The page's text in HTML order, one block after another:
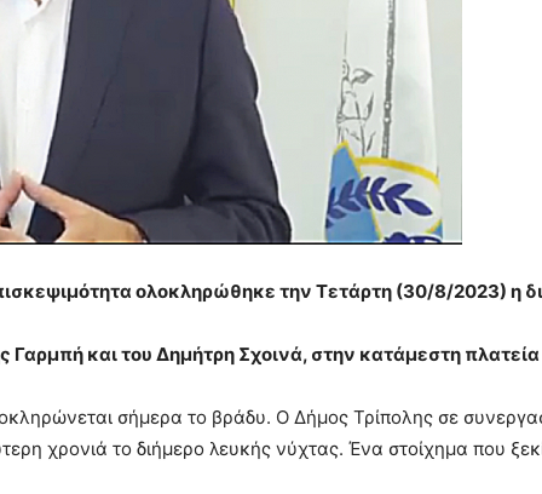
ολοκληρώθηκε την Τετάρτη (30/8/2023) η
Γαρμπή και του Δημήτρη Σχοινά, στην κατάμεστη
σήμερα το βράδυ. Ο Δήμος Τρίπολης σε
χρονιά το διήμερο λευκής νύχτας. Ένα στοίχημα που